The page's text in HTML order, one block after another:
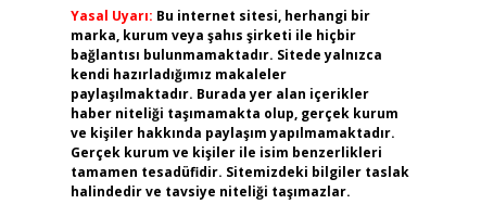
Yasal Uyarı: Bu internet sitesi, herhangi bir
marka, kurum veya şahıs şirketi ile hiçbir
bağlantısı bulunmamaktadır. Sitede yalnızca
kendi hazırladığımız makaleler
paylaşılmaktadır. Burada yer alan içerikler
haber niteliği taşımamakta olup, gerçek kurum
ve kişiler hakkında paylaşım yapılmamaktadır.
Gerçek kurum ve kişiler ile isim benzerlikleri
tamamen tesadüfidir. Sitemizdeki bilgiler taslak
halindedir ve tavsiye niteliği taşımazlar.